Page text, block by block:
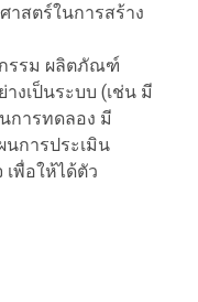
สตร์ในการสร้าง
รรม ผลิตภัณฑ์
งเป็นระบบ (เช่น มี
การทดลอง มี
การประเมิน
พื่อให้ได้ตัว